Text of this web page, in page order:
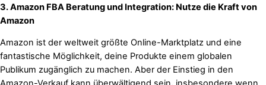
3. Amazon FBA Beratung und Integration: Nutze die Kraft von
Amazon
Amazon ist der weltweit größte Online-Marktplatz und eine
fantastische Möglichkeit, deine Produkte einem globalen
Publikum zugänglich zu machen. Aber der Einstieg in den